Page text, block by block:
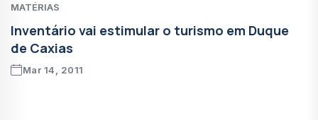
MATÉRIAS
Inventário vai estimular o turismo em Duque
de Caxias
Mar 14, 2011